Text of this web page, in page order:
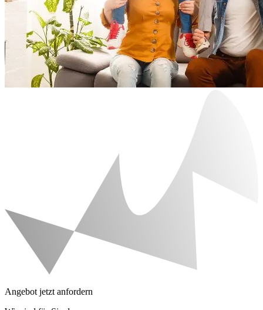
Angebot jetzt anfordern